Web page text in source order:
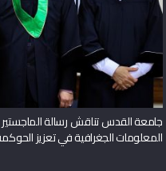
جامعة القدس تناقش رسالة الماجستير
المعلومات الجغرافية في تعزيز